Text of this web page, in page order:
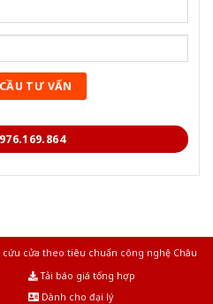
cửa theo tiêu chuẩn công nghệ Châu
Tải báo giá tổng hợp
Dành cho đại lý